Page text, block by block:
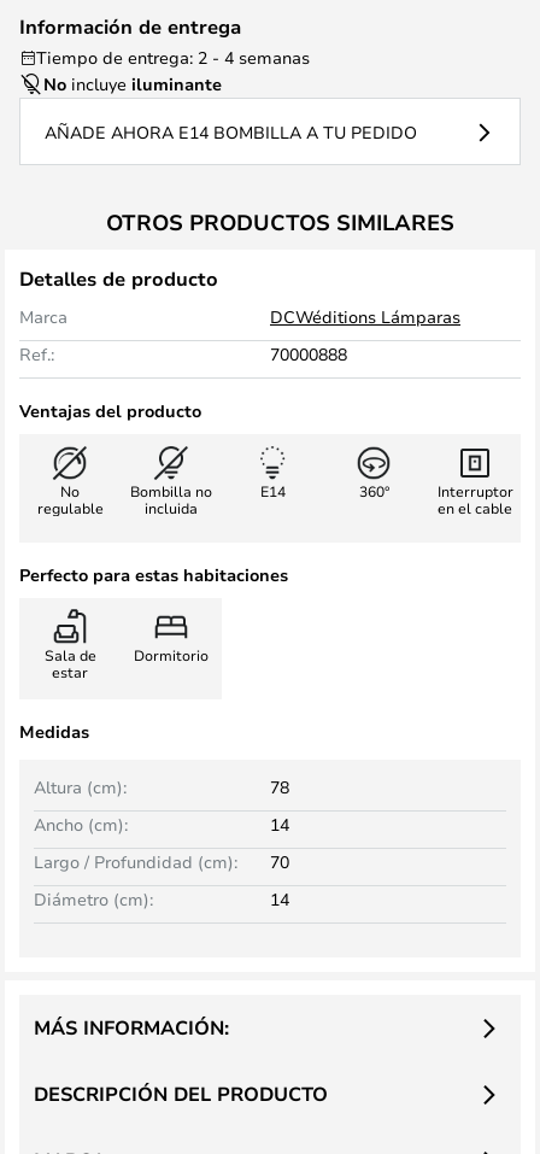
Información de entrega
Tiempo de entrega: 2 - 4 semanas
No incluye iluminante
AÑADE AHORA E14 BOMBILLA A TU PEDIDO
OTROS PRODUCTOS SIMILARES
Detalles de producto
Marca
DCWéditions Lámparas
Ref.:
70000888
Ventajas del producto
No
regulable
Bombilla no
incluida
E14 360°
Interruptor
en el cable
Perfecto para estas habitaciones
Sala de
estar
Dormitorio
Medidas
Ancho (cm): 14
Altura (cm): 78
Largo / Profundidad (cm):
70
Diámetro (cm):
14
DESCRIPCIÓN DEL PRODUCTO
MÁS INFORMACIÓN: